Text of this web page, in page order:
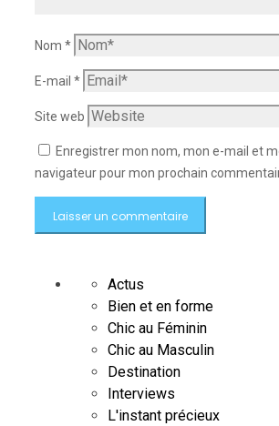
Nom *
E-mail *
Site web
Enregistrer mon nom, mon e-mail et
navigateur pour mon prochain
Actus
Bien et en forme
Chic au Féminin
Chic au Masculin
Destination
Interviews
L'instant précieux